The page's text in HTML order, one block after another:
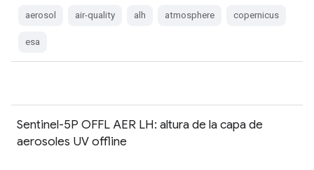
aerosol air-quality alh atmosphere copernicus
esa
Sentinel-5P OFFL AER LH: altura de la capa de
aerosoles UV offline